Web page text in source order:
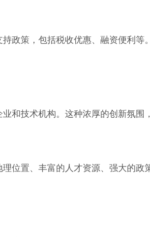
政策，包括税收优惠、融资便利等
和技术机构。这种浓厚的创新氛围
位置、丰富的人才资源、强大的政